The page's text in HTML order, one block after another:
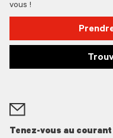
vous !
Tenez-vous au courant